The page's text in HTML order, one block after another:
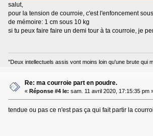
salut,
pour la tension de courroie, c'est l'enfoncement
de mémoire: 1 cm sous 10 kg
si tu peux faire faire un demi tour à ta courroie, je
"Deux intellectuels assis vont moins loin qu'une brute qui
Re: ma courroie part en poudre.
« Réponse #4 le: sam. 11 avril 2020, 17:15:35 pm
tendue ou pas ce n'est pas ça qui fait partir la